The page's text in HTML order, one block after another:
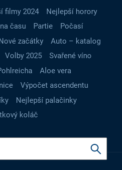
filmy 2024
Nejlepší horory
času Partie
Počasí
začátky
Auto – katalog
Volby 2025
Svařené víno
Aloe vera
Výpočet ascendentu
Nejlepší palačinky
koláč